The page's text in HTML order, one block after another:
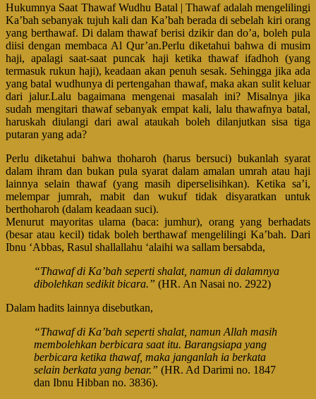
Hukumnya Saat Thawaf Wudhu Batal | Thawaf adalah mengelilingi
Ka’bah sebanyak tujuh kali dan Ka’bah berada di sebelah kiri orang
yang berthawaf. Di dalam thawaf berisi dzikir dan do’a, boleh pula
diisi dengan membaca Al Qur’an.Perlu diketahui bahwa di musim
haji, apalagi saat-saat puncak haji ketika thawaf ifadhoh (yang
termasuk rukun haji), keadaan akan penuh sesak. Sehingga jika ada
yang batal wudhunya di pertengahan thawaf, maka akan sulit keluar
dari jalur.Lalu bagaimana mengenai masalah ini? Misalnya jika
sudah mengitari thawaf sebanyak empat kali, lalu thawafnya batal,
haruskah diulangi dari awal ataukah boleh dilanjutkan sisa tiga
putaran yang ada?
Perlu diketahui bahwa thoharoh (harus bersuci) bukanlah syarat
dalam ihram dan bukan pula syarat dalam amalan umrah atau haji
lainnya selain thawaf (yang masih diperselisihkan). Ketika sa’i,
melempar jumrah, mabit dan wukuf tidak disyaratkan untuk
berthoharoh (dalam keadaan suci).
Menurut mayoritas ulama (baca: jumhur), orang yang berhadats
(besar atau kecil) tidak boleh berthawaf mengelilingi Ka’bah. Dari
Ibnu ‘Abbas, Rasul shallallahu ‘alaihi wa sallam bersabda,
“Thawaf di Ka’bah seperti shalat, namun di dalamnya
dibolehkan sedikit bicara.” (HR. An Nasai no. 2922)
Dalam hadits lainnya disebutkan,
“Thawaf di Ka’bah seperti shalat, namun Allah masih
membolehkan berbicara saat itu. Barangsiapa yang
berbicara ketika thawaf, maka janganlah ia berkata
selain berkata yang benar.” (HR. Ad Darimi no. 1847
dan Ibnu Hibban no. 3836).